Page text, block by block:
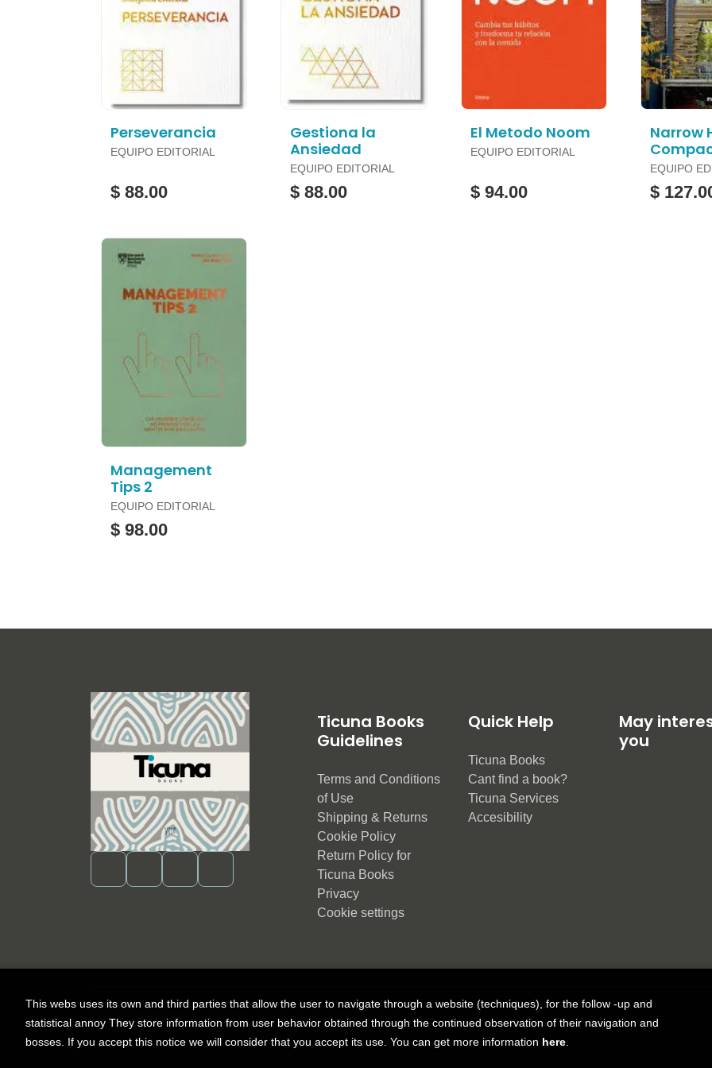
Perseverancia
EQUIPO EDITORIAL
$ 88.00
Gestiona la
Ansiedad
EQUIPO EDITORIAL
$ 88.00
El Metodo Noom
EQUIPO EDITORIAL
$ 94.00
Narrow
EQUIPO
$
Management
Tips 2
EQUIPO EDITORIAL
$ 98.00
Ticuna Books
Guidelines
Terms and Conditions
of Use
Shipping & Returns
Cookie Policy
Return Policy for
Ticuna Books
Privacy
Cookie settings
Quick Help
Ticuna Books
Cant find a book?
Ticuna Services
Accesibility
May
you
This webs uses its own and third parties that allow the user to navigate through a website (techniques), for the follow -up and
statistical annoy They store information from user behavior obtained through the continued observation of their navigation and
bosses. If you accept this notice we will consider that you accept its use. You can get more information here